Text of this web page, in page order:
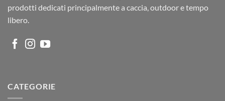
prodotti dedicati principalmente a caccia, outdoor e tempo
libero.
CATEGORIE